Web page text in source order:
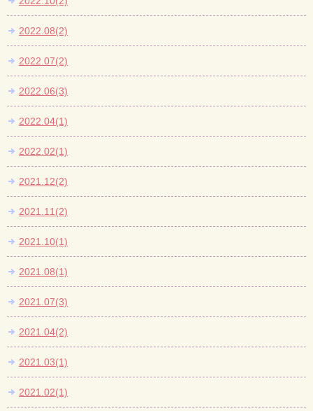
2022.08(2)
2022.07(2)
2022.06(3)
2022.04(1)
2022.02(1)
2021.12(2)
2021.11(2)
2021.10(1)
2021.08(1)
2021.07(3)
2021.04(2)
2021.03(1)
2021.02(1)